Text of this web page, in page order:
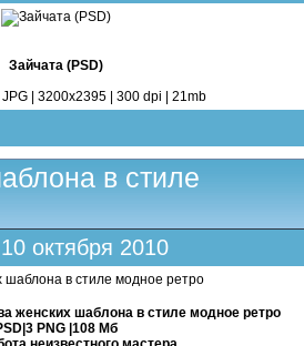
Зайчата (PSD)
| 3200х2395 | 300 dpi | 21mb
в стиле
10 октября 2010
женских шаблона в стиле модное ретро
PNG |108 Мб